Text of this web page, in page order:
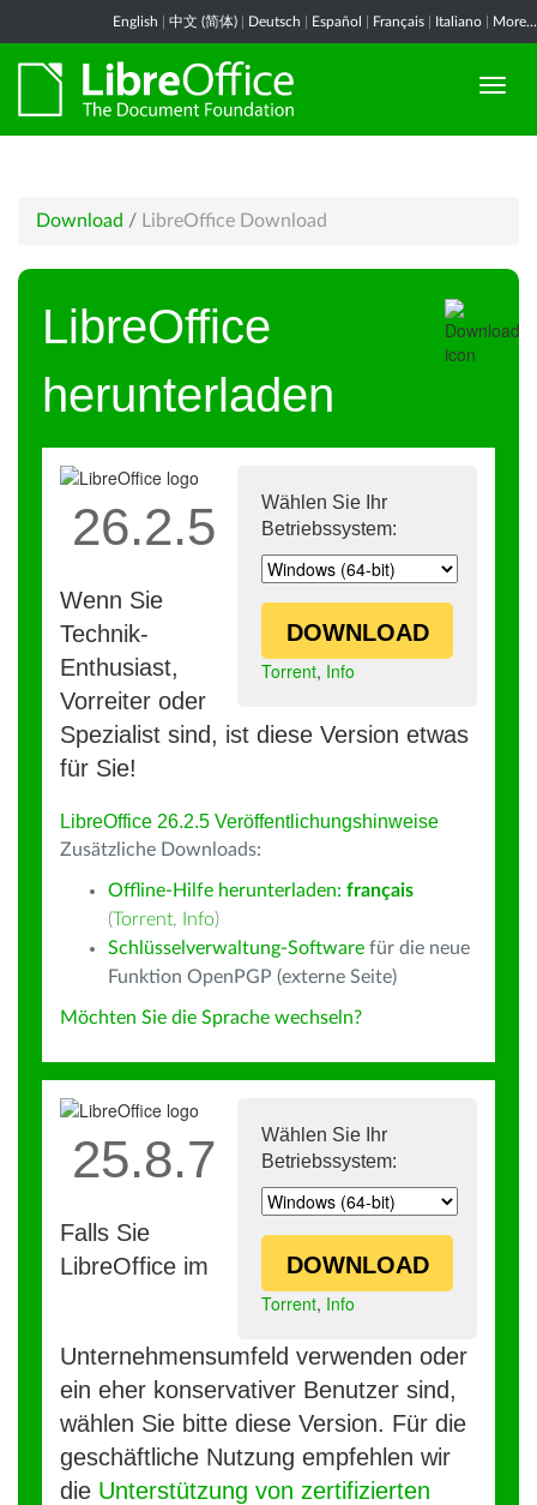
English 中文 (简体) Deutsch Español Français Italiano More...
Download / LibreOffice Download
LibreOffice
herunterladen
Wählen Sie Ihr
Betriebssystem:
DOWNLOAD
Torrent, Info
26.2.5
Wenn Sie
Technik-
Enthusiast,
Vorreiter oder
Spezialist sind, ist diese Version etwas
für Sie!
LibreOffice 26.2.5 Veröffentlichungshinweise
Zusätzliche Downloads:
Offline-Hilfe herunterladen: français
(Torrent, Info)
Schlüsselverwaltung-Software für die neue
Funktion OpenPGP (externe Seite)
Möchten Sie die Sprache wechseln?
Wählen Sie Ihr
Betriebssystem:
DOWNLOAD
Torrent, Info
25.8.7
Falls Sie
LibreOffice im
Unternehmensumfeld verwenden oder
ein eher konservativer Benutzer sind,
wählen Sie bitte diese Version. Für die
geschäftliche Nutzung empfehlen wir
die Unterstützung von zertifizierten